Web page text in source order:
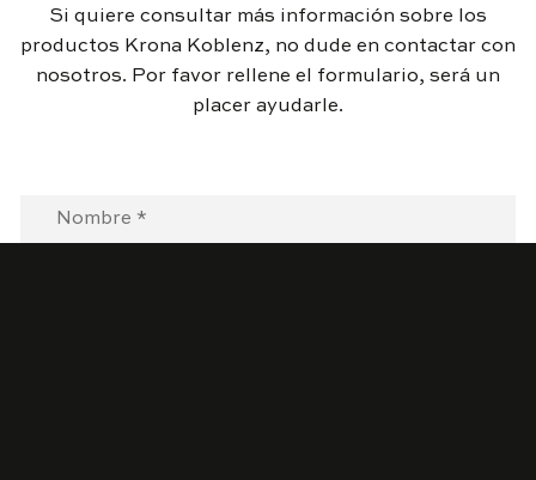
Si quiere consultar más información sobre los
productos Krona Koblenz, no dude en contactar con
nosotros. Por favor rellene el formulario, será un
placer ayudarle.
CONTACTO